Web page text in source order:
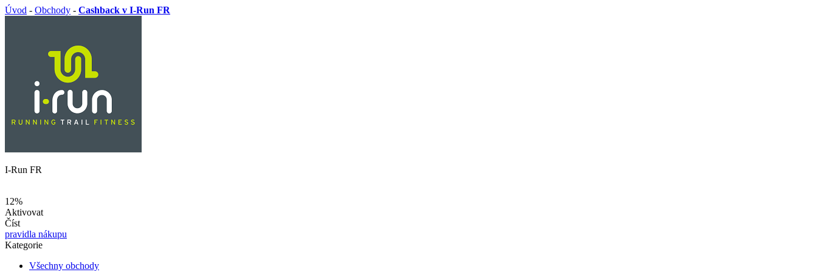
Úvod - Obchody - Cashback v I-Run FR
I-Run FR
12%
Aktivovat
Číst
pravidla nákupu
Kategorie
Všechny obchody